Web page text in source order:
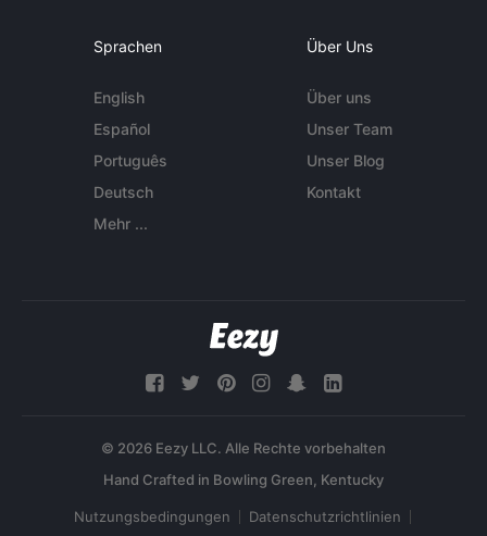
Sprachen
English
Español
Português
Deutsch
Mehr ...
Über Uns
Über uns
Unser Team
Unser Blog
Kontakt
© 2026 Eezy LLC. Alle Rechte vorbehalten
Nutzungsbedingungen Datenschutzrichtlinien